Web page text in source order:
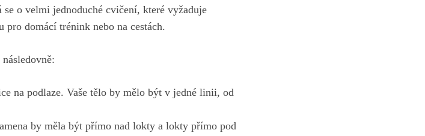
o velmi jednoduché cvičení, které vyžaduje
domácí trénink nebo na cestách.
na podlaze. Vaše tělo by mělo být v jedné linii, od
by měla být přímo nad lokty a lokty přímo pod